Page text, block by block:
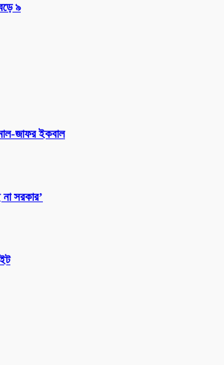
৯
জাফর ইকবাল
সরকার’